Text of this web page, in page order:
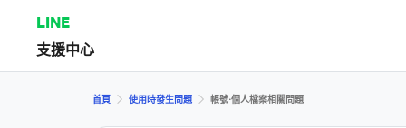
LINE
支援中心
首頁 使用時發生問題 帳號⋅個人檔案相關問題